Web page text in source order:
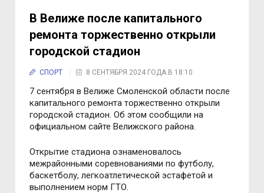
В Велиже после капитального
ремонта торжественно открыли
городской стадион
СПОРТ 8 СЕНТЯБРЯ 2024 ГОДА В 18:10
7 сентября в Велиже Смоленской области после
капитального ремонта торжественно открыли
городской стадион. Об этом сообщили на
официальном сайте Велижского района.
Открытие стадиона ознаменовалось
межрайонными соревнованиями по футболу,
баскетболу, легкоатлетической эстафетой и
выполнением норм ГТО.